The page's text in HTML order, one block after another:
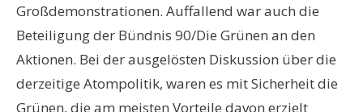
Großdemonstrationen. Auffallend war auch die
Beteiligung der Bündnis 90/Die Grünen an den
Aktionen. Bei der ausgelösten Diskussion über die
derzeitige Atompolitik, waren es mit Sicherheit die
Grünen, die am meisten Vorteile davon erzielt